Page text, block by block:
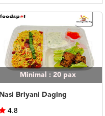
Minimal : 20 pax
Nasi Briyani Daging
4.8